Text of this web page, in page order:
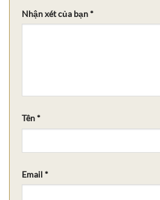
Nhận xét của bạn*
Tên*
Email *